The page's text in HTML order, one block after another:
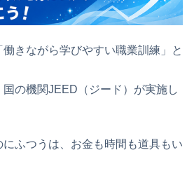
きながら学びやすい職業訓練」と
の機関JEED（ジード）が実施し
にふつうは、お金も時間も道具もい